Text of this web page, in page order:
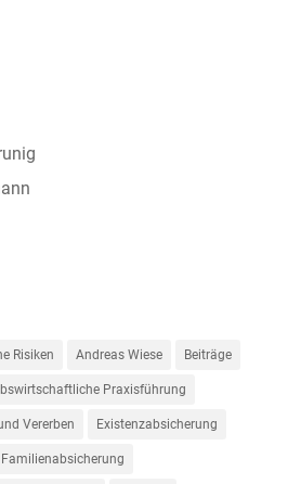
Risiken Andreas Wiese Beiträge
Praxisführung
Vererben Existenzabsicherung
Familienabsicherung